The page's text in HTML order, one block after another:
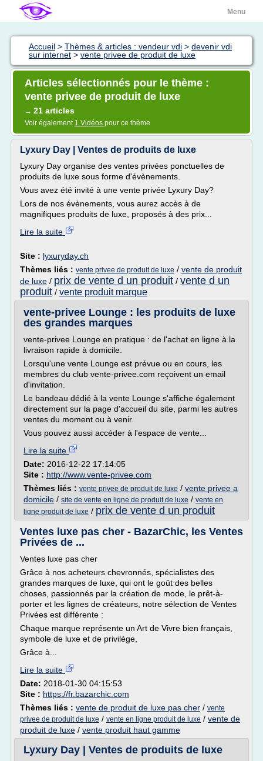
Menu
Accueil > Thèmes & articles : vendeur vdi > devenir vdi
sur internet > vente privee de produit de luxe
Articles sélectionnés pour le thème :
vente privee de produit de luxe
→ 21 articles
Voir également 1 Vidéos pour ce thème
Lyxury Day | Ventes de produits de luxe
Lyxury Day organise des ventes privées ponctuelles de
produits de luxe sous forme d'évènements.
Vous avez été invité à une vente privée Lyxury Day?
Lors de nos évènements, vous aurez accès à de
magnifiques produits de luxe, proposés à des prix...
Lire la suite
Site : lyxuryday.ch
Thèmes liés : vente privee de produit de luxe / vente de produit
de luxe / prix de vente d un produit / vente d un
produit / vente produit marque
vente-privee Lounge : les produits de luxe
des grandes marques
vente-privee Lounge en pratique : de l'achat en ligne à la
livraison rapide à domicile.
Lorsqu'une vente Lounge est prévue ou en cours, les
membres du club vente-privee.com reçoivent un email
d'invitation.
Le bandeau dédié à la vente Lounge s'affiche également
directement sur la page d'accueil du site, parmi les autres
ventes du moment ou à venir.
Vous pouvez aussi accéder à l'espace de vente...
Lire la suite
Date: 2016-12-22 17:14:05
Site : http://www.vente-privee.com
Thèmes liés : vente privee de produit de luxe / vente privee a
domicile / site de vente en ligne de produit de luxe / vente en
ligne produit de luxe / prix de vente d un produit
Ventes luxe pas cher - BazarChic, les Ventes
Privées de ...
Ventes luxe pas cher
Grâce à nos acheteurs chevronnés, spécialistes des
grandes marques de luxe, qui ont le goût des belles
choses, passionnés par la création de mode, le prêt-à-
porter et les lignes de créateurs, notre sélection de Ventes
Privées est différente :
Chaque marque représente un Art de Vivre bien français,
symbole de luxe et de privilège,
Grâce à...
Lire la suite
Date: 2018-01-30 04:15:53
Site : https://fr.bazarchic.com
Thèmes liés : vente de produit de luxe pas cher / vente
privee de produit de luxe / vente en ligne produit de luxe / vente de
produit de luxe / vente produit haut gamme
Lyxury Day | Ventes de produits de luxe